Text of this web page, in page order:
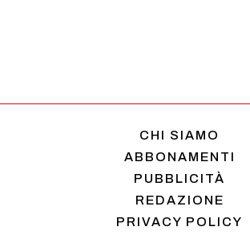
CHI SIAMO
ABBONAMENTI
PUBBLICITÀ
REDAZIONE
PRIVACY POLICY